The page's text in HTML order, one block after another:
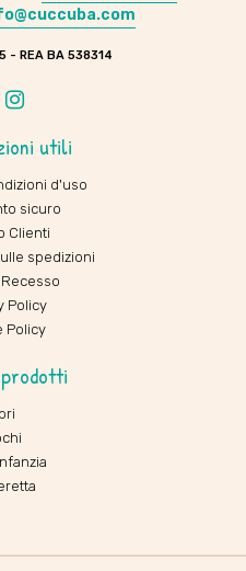
- REA BA 538314
Facebook
utili
d'uso
sicuro
Clienti
spedizioni
Policy
Policy